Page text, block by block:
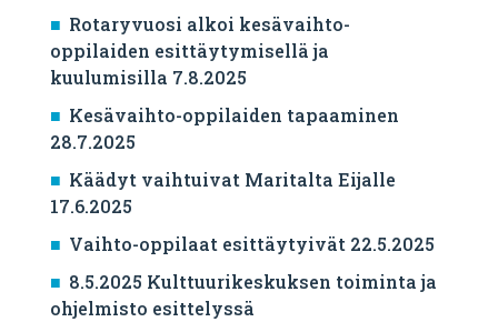
Rotaryvuosi alkoi kesävaihto-
oppilaiden esittäytymisellä ja
kuulumisilla 7.8.2025
Kesävaihto-oppilaiden tapaaminen
28.7.2025
Käädyt vaihtuivat Maritalta Eijalle
17.6.2025
Vaihto-oppilaat esittäytyivät 22.5.2025
8.5.2025 Kulttuurikeskuksen toiminta ja
ohjelmisto esittelyssä